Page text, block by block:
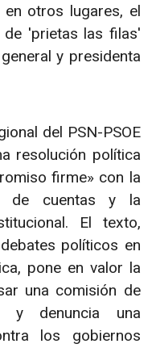
en otros lugares, el
de 'prietas las filas'
y presidenta
del PSN-PSOE
resolución política
firme» con la
de cuentas y la
El texto,
políticos en
pone en valor la
una comisión de
y denuncia una
los gobiernos